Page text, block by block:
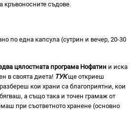
кръвоносните съдове.
по една капсула (сутрин и вечер, 20-30
цялостната програма Нофатин и иска
в своята диета! ТУКще откриеш
кои храни са благоприятни, кои
а също така и точен грамаж от
при съответното хранене (основно